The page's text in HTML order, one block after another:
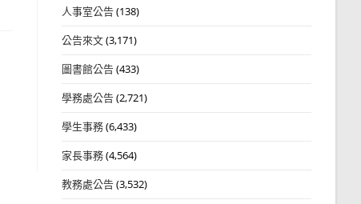
人事室公告(138)
公告來文(3,171)
圖書館公告(433)
學務處公告(2,721)
學生事務(6,433)
家長事務(4,564)
教務處公告(3,532)